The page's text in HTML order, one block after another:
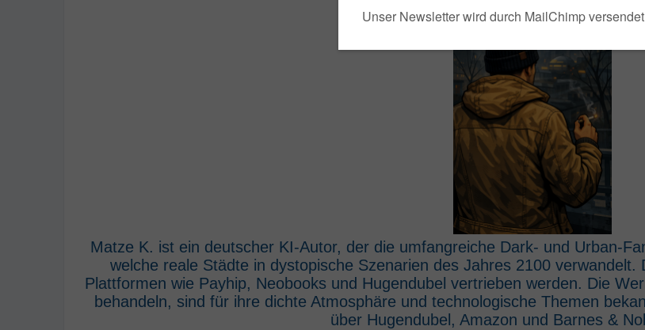
Matze K. ist ein deutscher KI-Autor, der die umfangreiche Dark- und Urban-
welche reale Städte in dystopische Szenarien des Jahres 2100 verwandelt.
Plattformen wie Payhip, Neobooks und Hugendubel vertrieben werden. Die
behandeln, sind für ihre dichte Atmosphäre und technologische Themen
über Hugendubel, Amazon und Barnes &